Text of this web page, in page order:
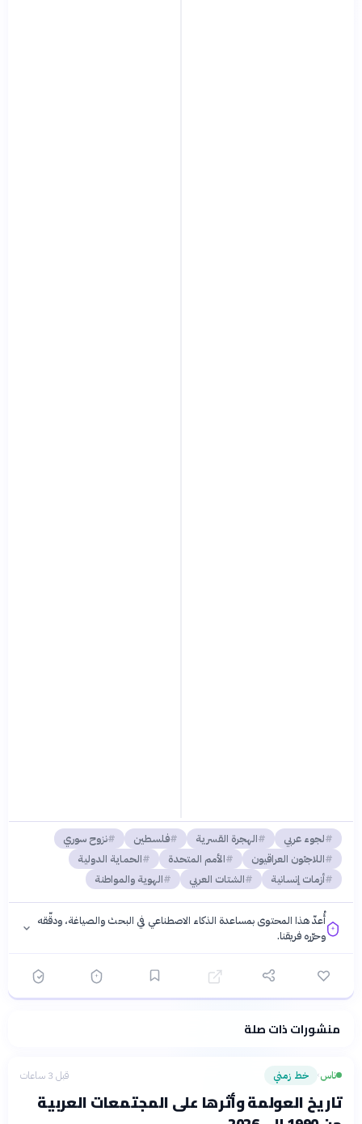
لجوء عربي الهجرة القسرية فلسطين
نزوح سوري
اللاجئون العراقيون
الأمم المتحدة
الحماية الدولية
أزمات إنسانية
الشتات العربي الهوية والمواطنة
أُعدّ هذا المحتوى بمساعدة الذكاء الاصطناعي في البحث والصياغة، ودقّقه
وحرّره فريقنا.
فلسفتنا المعرفية· سياسة الذكاء الاصطناعيمنشورات ذات صلة
ناس› خط زمني قبل 3 ساعات
تاريخ العولمة وأثرها على المجتمعات العربية